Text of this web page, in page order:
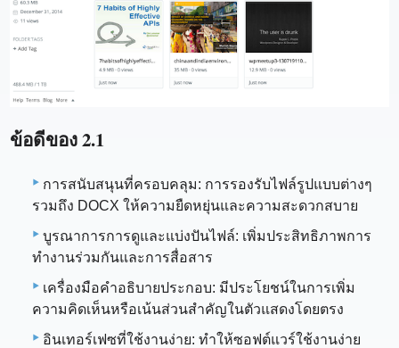
ข้อดีของ 2.1
การสนับสนุนที่ครอบคลุม: การรองรับไฟล์รูปแบบต่างๆ
รวมถึง DOCX ให้ความยืดหยุ่นและความสะดวกสบาย
บูรณาการการดูและแบ่งปันไฟล์: เพิ่มประสิทธิภาพการ
ทำงานร่วมกันและการสื่อสาร
เครื่องมือคำอธิบายประกอบ: มีประโยชน์ในการเพิ่ม
ความคิดเห็นหรือเน้นส่วนสำคัญในตัวแสดงโดยตรง
อินเทอร์เฟซที่ใช้งานง่าย: ทำให้ซอฟต์แวร์ใช้งานง่าย